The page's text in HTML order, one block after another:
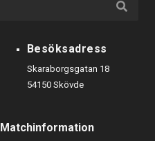
Besöksadress
Skaraborgsgatan 18
54150 Skövde
Matchinformation